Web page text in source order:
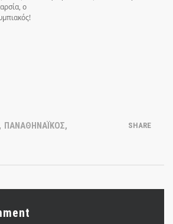
ο
, ΠΑΝΑΘΗΝΑΪΚΟΣ,
SHARE